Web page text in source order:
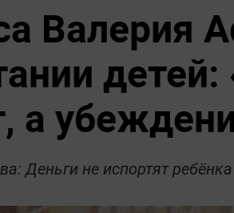
Валерия
а
Деньги не испортят